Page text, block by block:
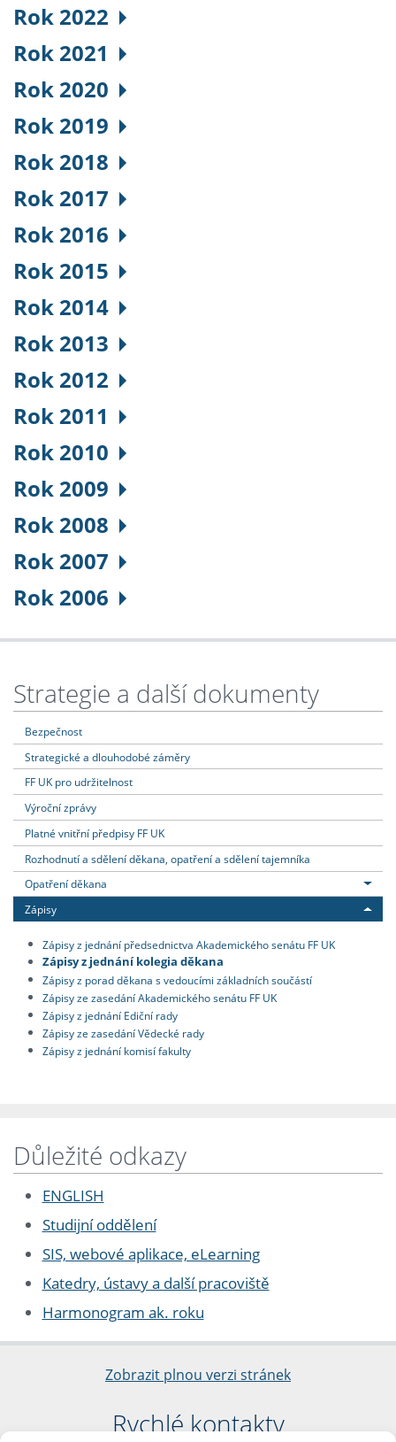
Rok 2022
Rok 2021
Rok 2020
Rok 2019
Rok 2018
Rok 2017
Rok 2016
Rok 2015
Rok 2014
Rok 2013
Rok 2012
Rok 2011
Rok 2010
Rok 2009
Rok 2008
Rok 2007
Rok 2006
Strategie a další dokumenty
Bezpečnost
Strategické a dlouhodobé záměry
FF UK pro udržitelnost
Výroční zprávy
Platné vnitřní předpisy FF UK
Rozhodnutí a sdělení děkana, opatření a sdělení tajemníka
Opatření děkana
Zápisy
Zápisy z jednání předsednictva Akademického senátu FF UK
Zápisy z jednání kolegia děkana
Zápisy z porad děkana s vedoucími základních součástí
Zápisy ze zasedání Akademického senátu FF UK
Zápisy z jednání Ediční rady
Zápisy ze zasedání Vědecké rady
Zápisy z jednání komisí fakulty
Důležité odkazy
ENGLISH
Studijní oddělení
SIS, webové aplikace, eLearning
Katedry, ústavy a další pracoviště
Harmonogram ak. roku
Zobrazit plnou verzi stránek
Rychlé kontakty